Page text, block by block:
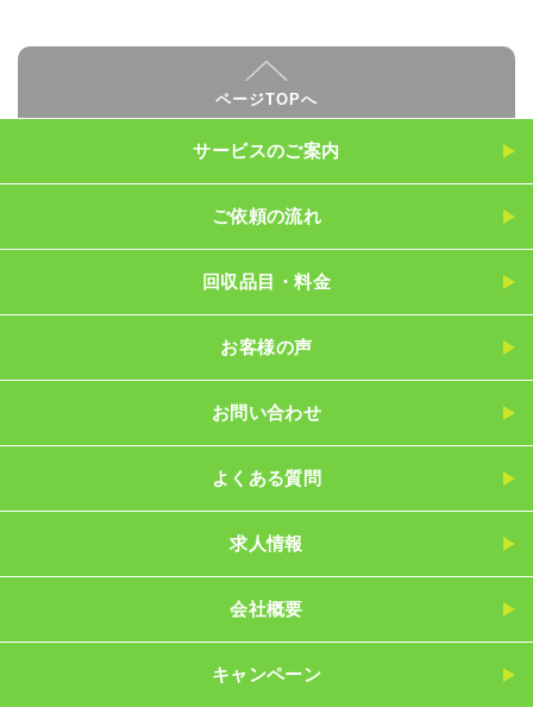
ページTOPへ
サービスのご案内
ご依頼の流れ
回収品目・料金
お客様の声
お問い合わせ
よくある質問
求人情報
会社概要
キャンペーン